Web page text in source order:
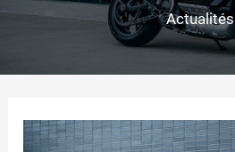
Actualités